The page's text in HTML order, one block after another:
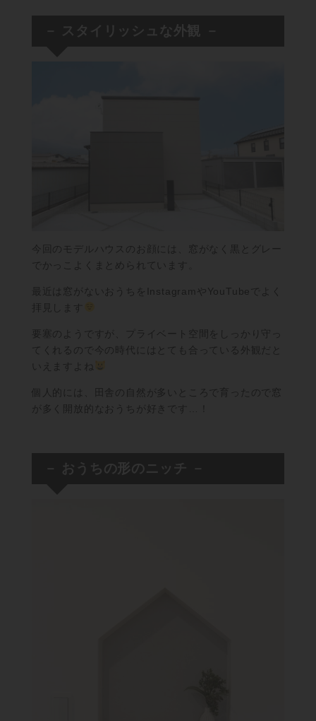
－ スタイリッシュな外観 －
今回のモデルハウスのお顔には、窓がなく黒とグレー
でかっこよくまとめられています。
最近は窓がないおうちをInstagramやYouTubeでよく
拝見します
要塞のようですが、プライベート空間をしっかり守っ
てくれるので今の時代にはとても合っている外観だと
いえますよね
個人的には、田舎の自然が多いところで育ったので窓
が多く開放的なおうちが好きです…！
－ おうちの形のニッチ －